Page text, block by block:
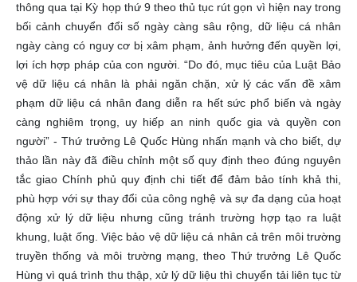
thông qua tại Kỳ họp thứ 9 theo thủ tục rút gọn vì hiện nay trong
bối cảnh chuyển đổi số ngày càng sâu rộng, dữ liệu cá nhân
ngày càng có nguy cơ bị xâm phạm, ảnh hưởng đến quyền lợi,
lợi ích hợp pháp của con người. “Do đó, mục tiêu của Luật Bảo
vệ dữ liệu cá nhân là phải ngăn chặn, xử lý các vấn đề xâm
phạm dữ liệu cá nhân đang diễn ra hết sức phổ biến và ngày
càng nghiêm trọng, uy hiếp an ninh quốc gia và quyền con
người” - Thứ trưởng Lê Quốc Hùng nhấn mạnh và cho biết, dự
thảo lần này đã điều chỉnh một số quy định theo đúng nguyên
tắc giao Chính phủ quy định chi tiết để đảm bảo tính khả thi,
phù hợp với sự thay đổi của công nghệ và sự đa dạng của hoạt
động xử lý dữ liệu nhưng cũng tránh trường hợp tạo ra luật
khung, luật ống. Việc bảo vệ dữ liệu cá nhân cả trên môi trường
truyền thống và môi trường mạng, theo Thứ trưởng Lê Quốc
Hùng vì quá trình thu thập, xử lý dữ liệu thì chuyển tải liên tục từ